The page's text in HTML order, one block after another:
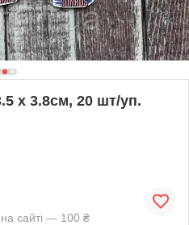
х 3.8см, 20 шт/уп.
сайті — 100 ₴